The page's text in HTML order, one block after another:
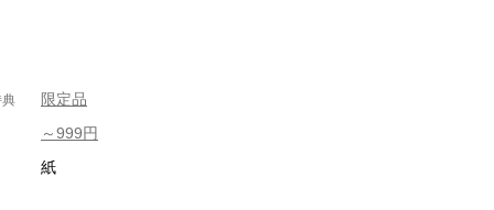
限定品
～999円
紙